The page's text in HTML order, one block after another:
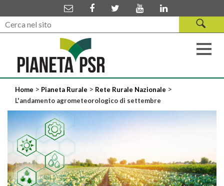
Home > Pianeta Rurale > Rete Rurale Nazionale >
L'andamento agrometeorologico di settembre